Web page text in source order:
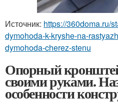
Источник: https://360doma.ru/
dymohoda-k-kryshe-na-
dymohoda-cherez-stenu
Опорный
своими руками.
особенности